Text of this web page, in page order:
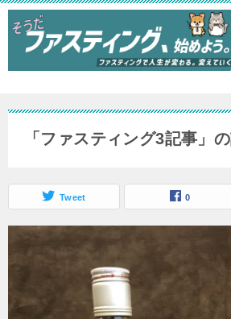
「ファスティング3記事」
Tweet 0